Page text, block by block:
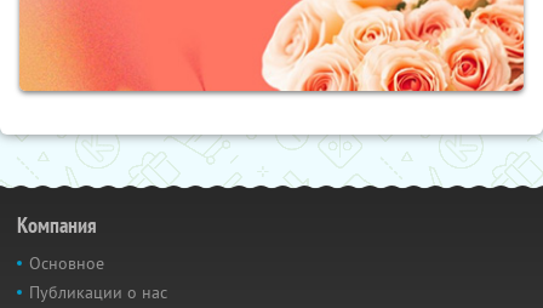
Компания
Основное
Публикации о нас